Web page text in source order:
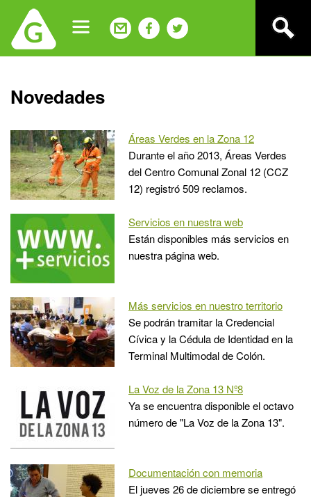
navigation
Back
to
Novedades
Áreas Verdes en la Zona 12
Durante el año 2013, Áreas Verdes
del Centro Comunal Zonal 12 (CCZ
12) registró 509 reclamos.
Servicios en nuestra web
Están disponibles más servicios en
nuestra página web.
Más servicios en nuestro territorio
Se podrán tramitar la Credencial
Cívica y la Cédula de Identidad en la
Terminal Multimodal de Colón.
La Voz de la Zona 13 Nº8
Ya se encuentra disponible el octavo
número de "La Voz de la Zona 13".
Documentación con memoria
El jueves 26 de diciembre se entregó